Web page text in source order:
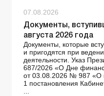
07.08.2026
Документы,
августа 2026 года
Документы, которые
и пригодятся при
деятельности. Указ
687/2026 «О Дне
от 03.08.2026 № 987 «О
1 постановления